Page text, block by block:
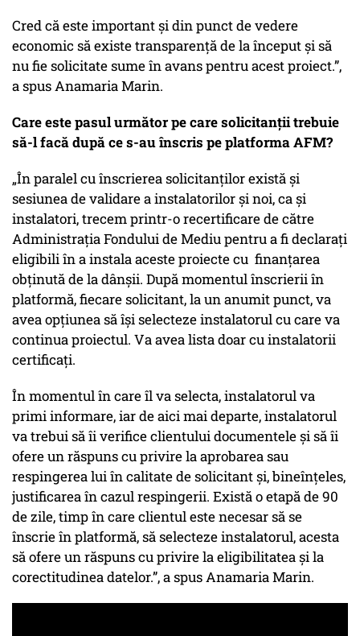
Cred că este important și din punct de vedere
economic să existe transparență de la început și să
nu fie solicitate sume în avans pentru acest proiect.”,
a spus Anamaria Marin.
Care este pasul următor pe care solicitanții trebuie
să-l facă după ce s-au înscris pe platforma AFM?
„În paralel cu înscrierea solicitanților există și
sesiunea de validare a instalatorilor și noi, ca și
instalatori, trecem printr-o recertificare de către
Administrația Fondului de Mediu pentru a fi declarați
eligibili în a instala aceste proiecte cu finanțarea
obținută de la dânșii. După momentul înscrierii în
platformă, fiecare solicitant, la un anumit punct, va
avea opțiunea să își selecteze instalatorul cu care va
continua proiectul. Va avea lista doar cu instalatorii
certificați.
În momentul în care îl va selecta, instalatorul va
primi informare, iar de aici mai departe, instalatorul
va trebui să îi verifice clientului documentele și să îi
ofere un răspuns cu privire la aprobarea sau
respingerea lui în calitate de solicitant și, bineînțeles,
justificarea în cazul respingerii. Există o etapă de 90
de zile, timp în care clientul este necesar să se
înscrie în platformă, să selecteze instalatorul, acesta
să ofere un răspuns cu privire la eligibilitatea și la
corectitudinea datelor.”, a spus Anamaria Marin.